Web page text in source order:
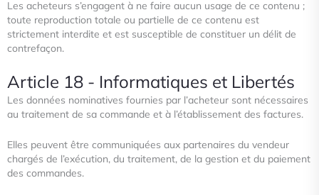
Les acheteurs s’engagent à ne faire aucun usage de ce contenu ;
toute reproduction totale ou partielle de ce contenu est
strictement interdite et est susceptible de constituer un délit de
contrefaçon.
Article 18 - Informatiques et Libertés
Les données nominatives fournies par l’acheteur sont nécessaires
au traitement de sa commande et à l’établissement des factures.
Elles peuvent être communiquées aux partenaires du vendeur
chargés de l’exécution, du traitement, de la gestion et du paiement
des commandes.